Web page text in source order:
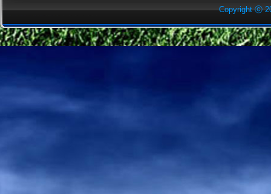
Copyright ⓒ